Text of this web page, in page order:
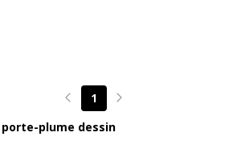
Page précédente
1
Page suivante
plume dessin